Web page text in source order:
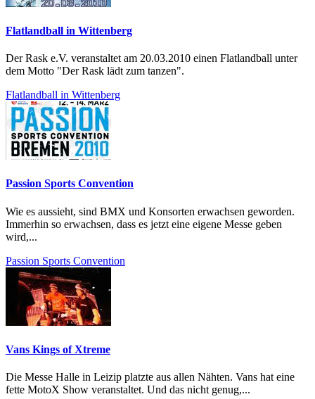
Flatlandball in Wittenberg
Der Rask e.V. veranstaltet am 20.03.2010 einen Flatlandball unter
dem Motto "Der Rask lädt zum tanzen".
Flatlandball in Wittenberg
Passion Sports Convention
Wie es aussieht, sind BMX und Konsorten erwachsen geworden.
Immerhin so erwachsen, dass es jetzt eine eigene Messe geben
wird,...
Passion Sports Convention
Vans Kings of Xtreme
Die Messe Halle in Leizip platzte aus allen Nähten. Vans hat eine
fette MotoX Show veranstaltet. Und das nicht genug,...